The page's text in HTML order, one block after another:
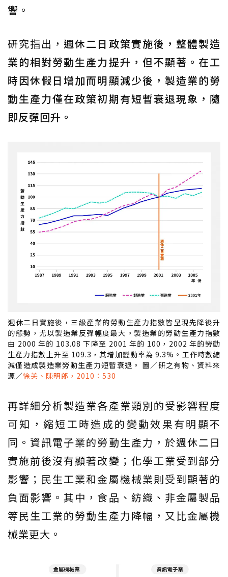
響。
研究指出， 週休二日政策實施後，整體製造
業的相對勞動生產力提升，但不顯著。在工
時因休假日增加而明顯減少後，製造業的勞
動生產力僅在政策初期有短暫衰退現象，隨
即反彈回升。
週休二日實施後，三級產業的勞動生產力指數皆呈現先降後升
的態勢，尤以製造業反彈幅度最大。製造業的勞動生產力指數
由 2000 年的 103.08 下降至 2001 年的 100，2002 年的勞動
生產力指數上升至 109.3，其增加變動率為 9.3%。工作時數縮
減僅造成製造業勞動生產力短暫衰退。 圖／研之有物、資料來
源／徐美、陳明郎，2010：530
再詳細分析製造業各產業類別的受影響程度
可知，縮短工時造成的變動效果有明顯不
同。資訊電子業的勞動生產力，於週休二日
實施前後沒有顯著改變；化學工業受到部分
影響；民生工業和金屬機械業則受到顯著的
負面影響。其中，食品、紡織、非金屬製品
等民生工業的勞動生產力降幅，又比金屬機
械業更大。